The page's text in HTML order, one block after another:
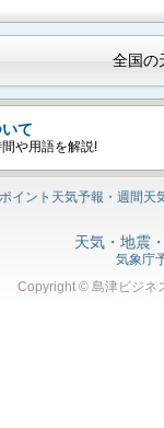
全国の
て
や用語を解説!
イント天気予報・週間天
天気・地震
気象庁
Copyright © 島津ビジネ